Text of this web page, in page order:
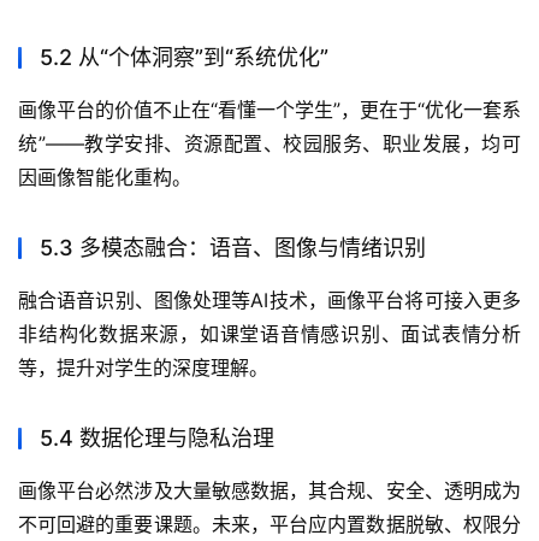
5.2 从“个体洞察”到“系统优化”
画像平台的价值不止在“看懂一个学生”，更在于“优化一套系
统”——教学安排、资源配置、校园服务、职业发展，均可
因画像智能化重构。
5.3 多模态融合：语音、图像与情绪识别
融合语音识别、图像处理等AI技术，画像平台将可接入更多
非结构化数据来源，如课堂语音情感识别、面试表情分析
等，提升对学生的深度理解。
5.4 数据伦理与隐私治理
画像平台必然涉及大量敏感数据，其合规、安全、透明成为
不可回避的重要课题。未来，平台应内置数据脱敏、权限分